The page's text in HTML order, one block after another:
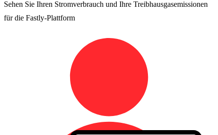
Sehen Sie Ihren Stromverbrauch und Ihre Treibhausgasemissionen
für die Fastly-Plattform